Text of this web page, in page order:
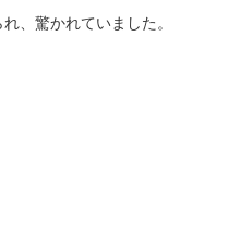
、驚かれていました。